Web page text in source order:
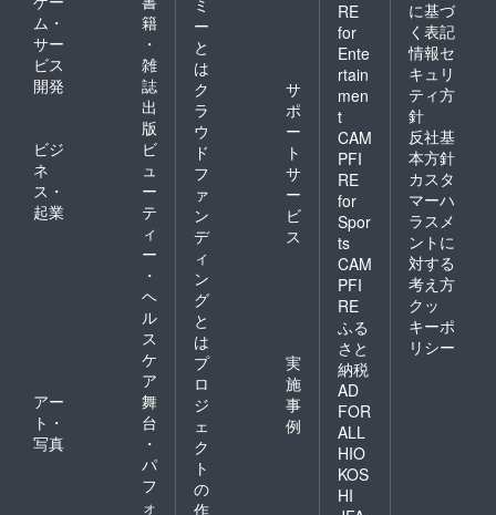
ム・
サー
ビス
開発
籍
・
雑
誌
出
版
ビジ
ネ
ス・
起業
ビ
ュ
ー
テ
ィ
ー
・
ヘ
ル
ス
ケ
ア
アー
ト・
写真
舞
台
・
パ
フ
ォ
ー
と
は
ク
ラ
ウ
ド
フ
ァ
ン
デ
ィ
ン
グ
と
は
サ
ポ
ー
ト
サ
ー
ビ
ス
プ
ロ
ジ
ェ
ク
ト
の
作
実
施
事
例
RE
for
Ente
rtain
men
t
CAM
PFI
RE
for
Spor
ts
CAM
PFI
RE
ふる
さと
納税
AD
FOR
ALL
HIO
KOS
HI
に基づ
く表記
情報セ
キュリ
ティ方
針
反社基
本方針
カスタ
マーハ
ラスメ
ントに
対する
考え方
クッ
キーポ
リシー